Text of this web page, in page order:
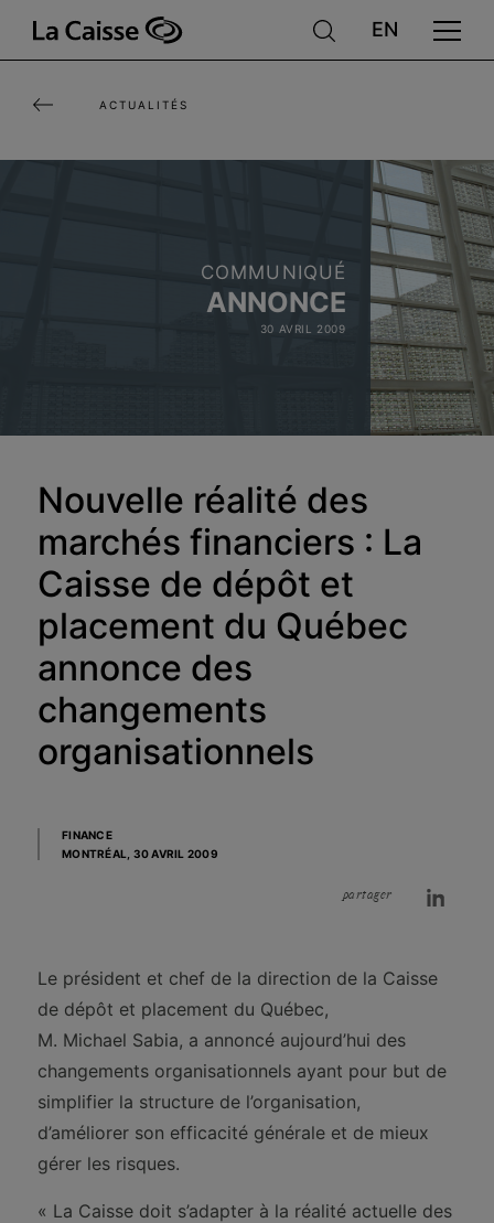
principal
ACTUALITÉS
COMMUNIQUÉ
ANNONCE
30 AVRIL 2009
Nouvelle réalité des
marchés financiers : La
Caisse de dépôt et
placement du Québec
annonce des
changements
organisationnels
FINANCE
MONTRÉAL, 30 AVRIL 2009
partager
Le président et chef de la direction de la Caisse
de dépôt et placement du Québec,
M. Michael Sabia, a annoncé aujourd’hui des
changements organisationnels ayant pour but de
simplifier la structure de l’organisation,
d’améliorer son efficacité générale et de mieux
gérer les risques.
« La Caisse doit s’adapter à la réalité actuelle des